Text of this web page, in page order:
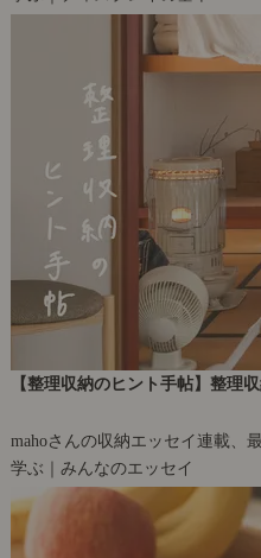
【整理収納のヒント手帖】整理
mahoさんの収納エッセイ連載、
学ぶ｜みんなのエッセイ